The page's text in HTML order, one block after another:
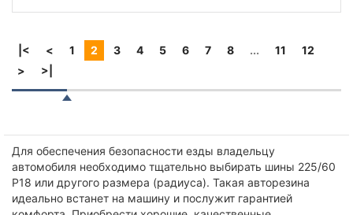
|< < 1 2 3 4 5 6 7 8 ... 11
12
>
>|
Для обеспечения безопасности езды владельцу
автомобиля необходимо тщательно выбирать шины 225/60
Р18 или другого размера (радиуса). Такая авторезина
идеально встанет на машину и послужит гарантией